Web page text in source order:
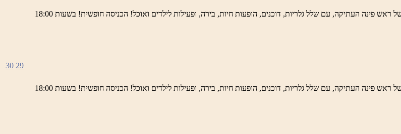
ימי חמישי באתר השחזור בראש פינה מוזמנים לחוויה תרבותית, להנות מהיופי של ראש פינה העתיקה, עם שלל גלריות, דוכנים, הופעות חיות, בירה, ופעילות לילדים ואוכל! הכניסה חופשית! בשעות 18:00
ימי חמישי באתר השחזור בראש פינה מוזמנים לחוויה תרבותית, להנות מהיופי של ראש פינה העתיקה, עם שלל גלריות, דוכנים, הופעות חיות, בירה, ופעילות לילדים ואוכל! הכניסה חופשית! בשעות 18:00
29
30